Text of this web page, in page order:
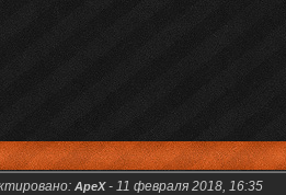
ApeX- 11 февраля 2018, 16:35